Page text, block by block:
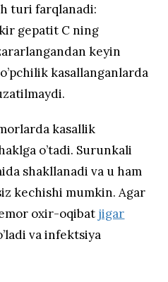
turi farqlanadi:
gepatit C ning
keyin
kasallanganlarda
kasallik
o’tadi. Surunkali
shakllanadi va u ham
kechishi mumkin. Agar
oxir-oqibat jigar
va infektsiya